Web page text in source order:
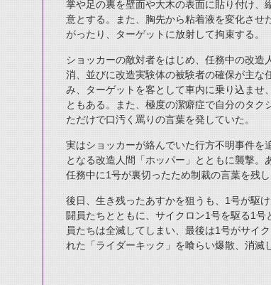
掌や足の裏を壁面や大木の表面に貼り付け
意とする。また、胸先から粘着液を変化さ
がったり、ターゲットに放射して拘束する。
ショッカーの敵対者をはじめ、任務中の改
消、並びに改造実験体の被験者の確保が主な
み、ターゲットを客として車内に乗り込ませ
ともある。また、極度の潔癖症で自分のタ
ただけで口汚く罵りの言葉を発していた。
実はショッカーが絡んでいた行方不明事件
となる改造人間「ホッパー」とともに襲撃。
任務中に1号が裏切ったため制裁の言葉を残し
後日、生き残ったあすかを狙うも、1号が駆
闘員たちとともに、サイクロン1号を駆る1
員たちは全滅してしまい、最後は1号がサイ
れた「ライダーキック」を喰らい爆散、消滅